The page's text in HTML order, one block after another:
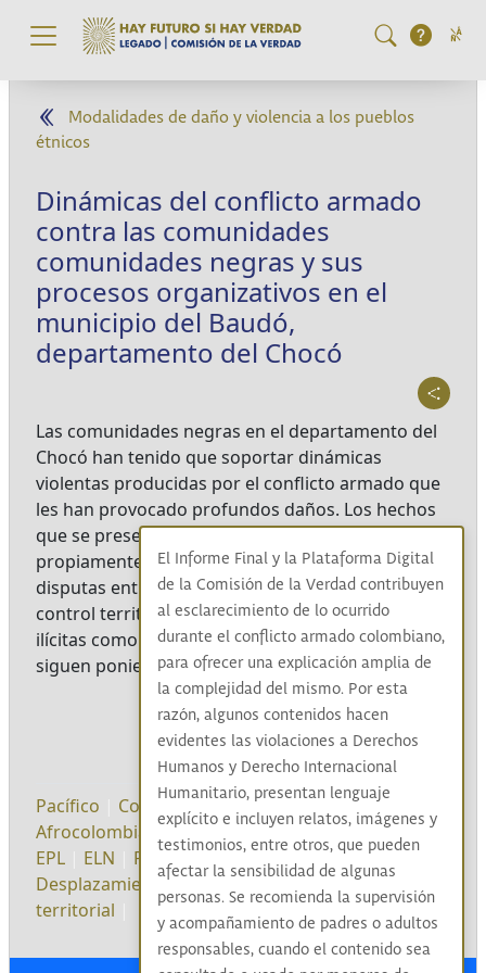
Pasar al contenido principal
Modalidades de daño y violencia a los pueblos
étnicos
Dinámicas del conflicto armado
contra las comunidades
comunidades negras y sus
procesos organizativos en el
municipio del Baudó,
departamento del Chocó
Las comunidades negras en el departamento del
Chocó han tenido que soportar dinámicas
violentas producidas por el conflicto armado que
les han provocado profundos daños. Los hechos
que se presentan son del Pacífico colombiano,
propiamente en el municipio del Baudó, donde las
disputas entre diferentes grupos armados por el
control territorial -para el ejercicio de economías
ilícitas como el narcotráfico y la minería ilegal-
siguen poniendo en riesgo a las comunidades.
Pacífico Comunidades negras|
Afrocolombianas|Afrocolombianos| Guerrillas
EPL
ELN Paramilitares|violencias|
Desplazamiento forzado|Homicidio |Disputa
territorial
El Informe Final y la Plataforma Digital
de la Comisión de la Verdad contribuyen
al esclarecimiento de lo ocurrido
durante el conflicto armado colombiano,
para ofrecer una explicación amplia de
la complejidad del mismo. Por esta
razón, algunos contenidos hacen
evidentes las violaciones a Derechos
Humanos y Derecho Internacional
Humanitario, presentan lenguaje
explícito e incluyen relatos, imágenes y
testimonios, entre otros, que pueden
afectar la sensibilidad de algunas
personas. Se recomienda la supervisión
y acompañamiento de padres o adultos
responsables, cuando el contenido sea